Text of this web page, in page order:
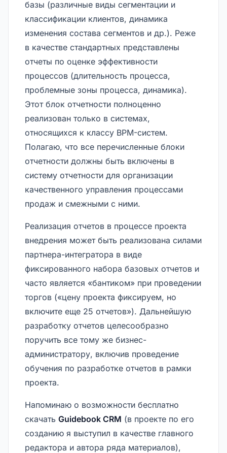
базы (различные виды сегментации и
классификации клиентов, динамика
изменения состава сегментов и др.). Реже
в качестве стандартных представлены
отчеты по оценке эффективности
процессов (длительность процесса,
проблемные зоны процесса, динамика).
Этот блок отчетности полноценно
реализован только в системах,
относящихся к классу BPM-систем.
Полагаю, что все перечисленные блоки
отчетности должны быть включены в
систему отчетности для организации
качественного управления процессами
продаж и смежными с ними.
Реализация отчетов в процессе проекта
внедрения может быть реализована силами
партнера-интегратора в виде
фиксированного набора базовых отчетов и
часто является «бантиком» при проведении
торгов («цену проекта фиксируем, но
включите еще 25 отчетов»). Дальнейшую
разработку отчетов целесообразно
поручить все тому же бизнес-
администратору, включив проведение
обучения по разработке отчетов в рамки
проекта.
Напоминаю о возможности бесплатно
скачать Guidebook CRM (в проекте по его
созданию я выступил в качестве главного
редактора и автора ряда материалов),